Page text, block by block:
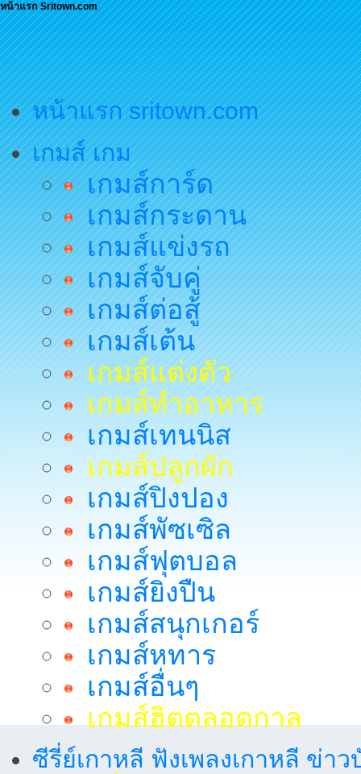
หน้าแรก Sritown.com
หน้าแรก sritown.com
เกมส์ เกม
เกมส์การ์ด
เกมส์กระดาน
เกมส์แข่งรถ
เกมส์จับคู่
เกมส์ต่อสู้
เกมส์เต้น
เกมส์แต่งตัว
เกมส์ทำอาหาร
เกมส์เทนนิส
เกมส์ปลูกผัก
เกมส์ปิงปอง
เกมส์พัซเซิล
เกมส์ฟุตบอล
เกมส์ยิงปืน
เกมส์สนุกเกอร์
เกมส์หทาร
เกมส์อื่นๆ
เกมส์ฮิตตลอดกาล
ซีรี่ย์เกาหลี ฟังเพลงเกาหลี ข่าว